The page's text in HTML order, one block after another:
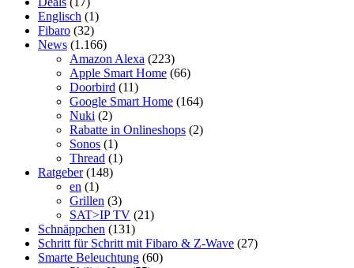
Englisch (1)
Fibaro (32)
News (1.166)
Amazon Alexa (223)
Apple Smart Home (66)
Doorbird (11)
Google Smart Home (164)
Nuki (2)
Rabatte in Onlineshops (2)
Sonos (1)
Thread (1)
Ratgeber(148)
en (1)
Grillen (3)
SAT>IP TV (21)
Schnäppchen (131)
Schritt für Schritt mit Fibaro & Z-Wave (27)
Smarte Beleuchtung (60)